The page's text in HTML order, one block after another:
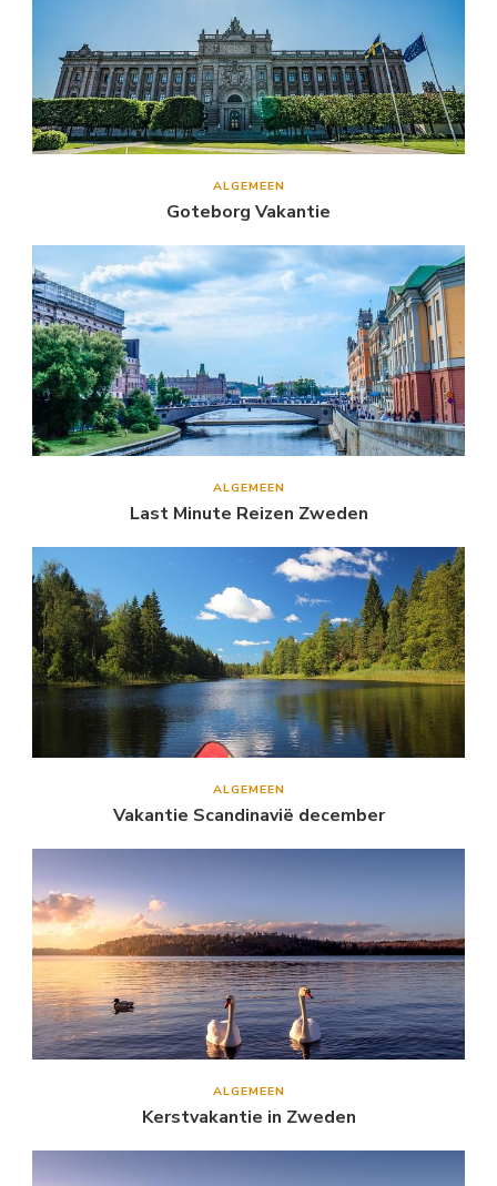
ALGEMEEN
Goteborg Vakantie
ALGEMEEN
Last Minute Reizen Zweden
ALGEMEEN
Vakantie Scandinavië december
ALGEMEEN
Kerstvakantie in Zweden